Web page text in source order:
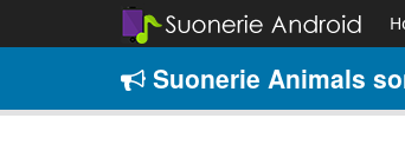
Suonerie Animals